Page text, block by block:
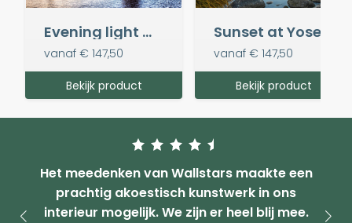
Evening light @ Kinderdijk
vanaf € 147,50
Bekijk product
vanaf € 147,50
Bekijk product
Het meedenken van Wallstars maakte een
prachtig akoestisch kunstwerk in ons
interieur mogelijk. We zijn er heel blij mee.